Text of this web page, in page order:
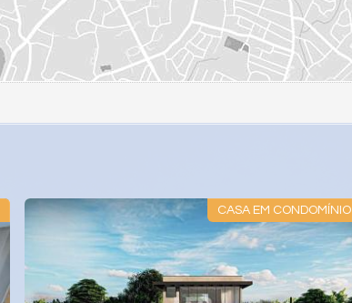
CASA EM CONDOMÍNIO